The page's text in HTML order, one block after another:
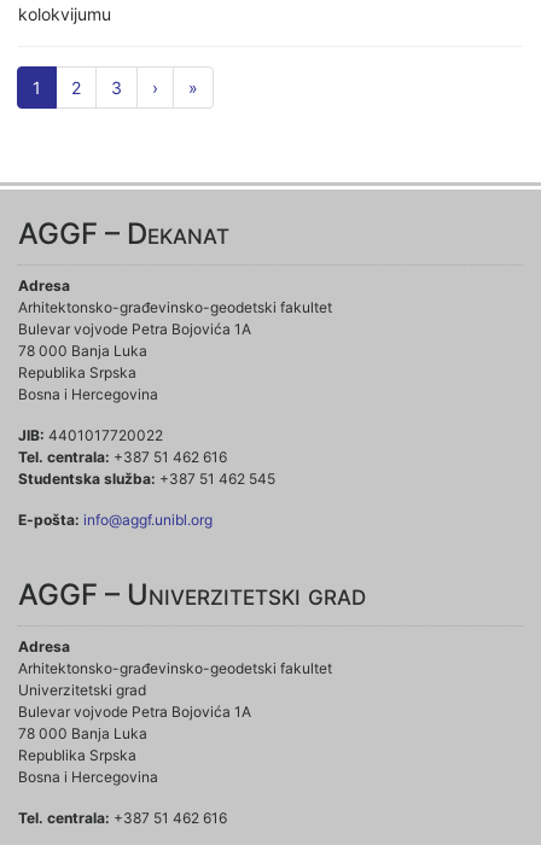
kolokvijumu
1 2 3 › »
AGGF – Dekanat
Adresa
Arhitektonsko-građevinsko-geodetski fakultet
Bulevar vojvode Petra Bojovića 1A
78 000 Banja Luka
Republika Srpska
Bosna i Hercegovina
JIB: 4401017720022
Tel. centrala: +387 51 462 616
Studentska služba: +387 51 462 545
E-pošta: info@aggf.unibl.org
AGGF – Univerzitetski grad
Adresa
Arhitektonsko-građevinsko-geodetski fakultet
Univerzitetski grad
Bulevar vojvode Petra Bojovića 1A
78 000 Banja Luka
Republika Srpska
Bosna i Hercegovina
Tel. centrala: +387 51 462 616